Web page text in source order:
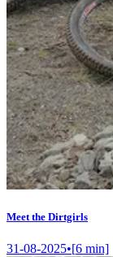
Meet the Dirtgirls
31-08-2025•[6 min]